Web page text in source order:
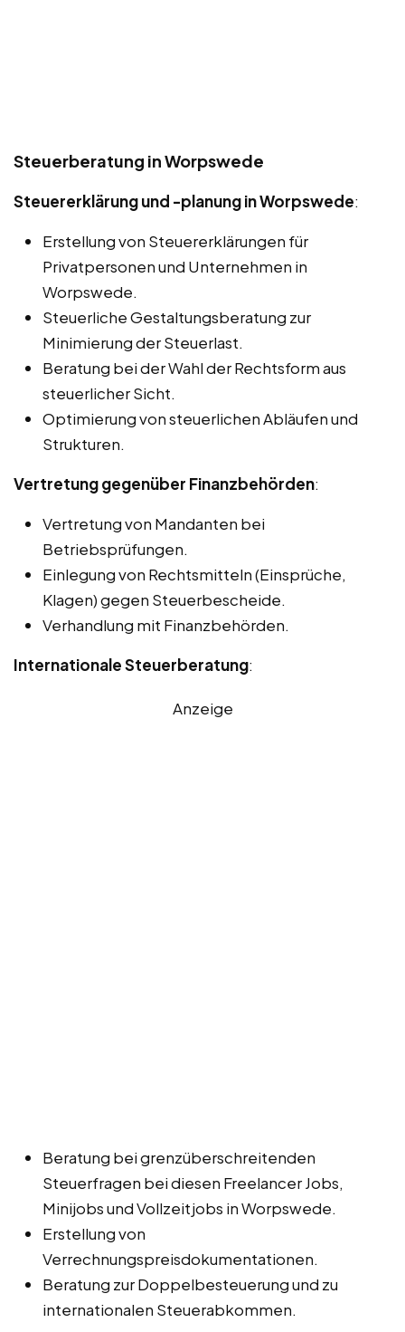
Steuerberatung in Worpswede
Steuererklärung und -planung in Worpswede:
Erstellung von Steuererklärungen für
Privatpersonen und Unternehmen in
Worpswede.
Steuerliche Gestaltungsberatung zur
Minimierung der Steuerlast.
Beratung bei der Wahl der Rechtsform aus
steuerlicher Sicht.
Optimierung von steuerlichen Abläufen und
Strukturen.
Vertretung gegenüber Finanzbehörden:
Vertretung von Mandanten bei
Betriebsprüfungen.
Einlegung von Rechtsmitteln (Einsprüche,
Klagen) gegen Steuerbescheide.
Verhandlung mit Finanzbehörden.
Internationale Steuerberatung:
Anzeige
Beratung bei grenzüberschreitenden
Steuerfragen bei diesen Freelancer Jobs,
Minijobs und Vollzeitjobs in Worpswede.
Erstellung von
Verrechnungspreisdokumentationen.
Beratung zur Doppelbesteuerung und zu
internationalen Steuerabkommen.